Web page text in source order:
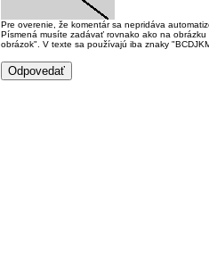
Pre overenie, že komentár sa nepridáva
Písmená musíte zadávať rovnako ako na
obrázok". V texte sa používajú iba znaky